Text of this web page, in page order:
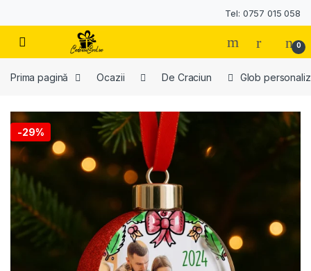
Tel: 0757 015 058
0
Prima pagină Ocazii De Craciun Glob
-29%